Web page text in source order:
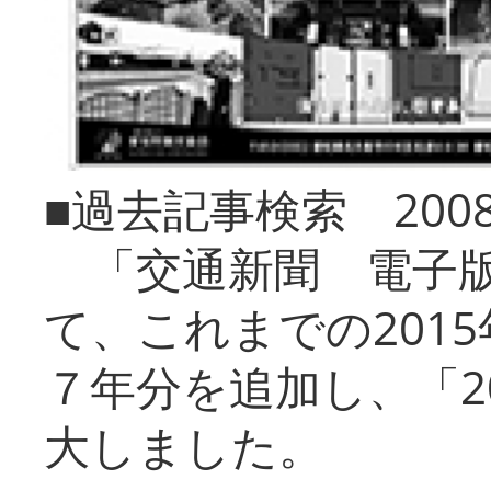
■過去記事検索
「交通新聞 電子
て、これまでの
７年分を追加し、「
大しまし